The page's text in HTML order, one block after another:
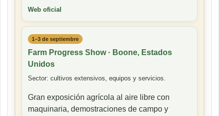
Web oficial
1–3 de septiembre
Farm Progress Show · Boone, Estados
Unidos
Sector: cultivos extensivos, equipos y servicios.
Gran exposición agrícola al aire libre con
maquinaria, demostraciones de campo y